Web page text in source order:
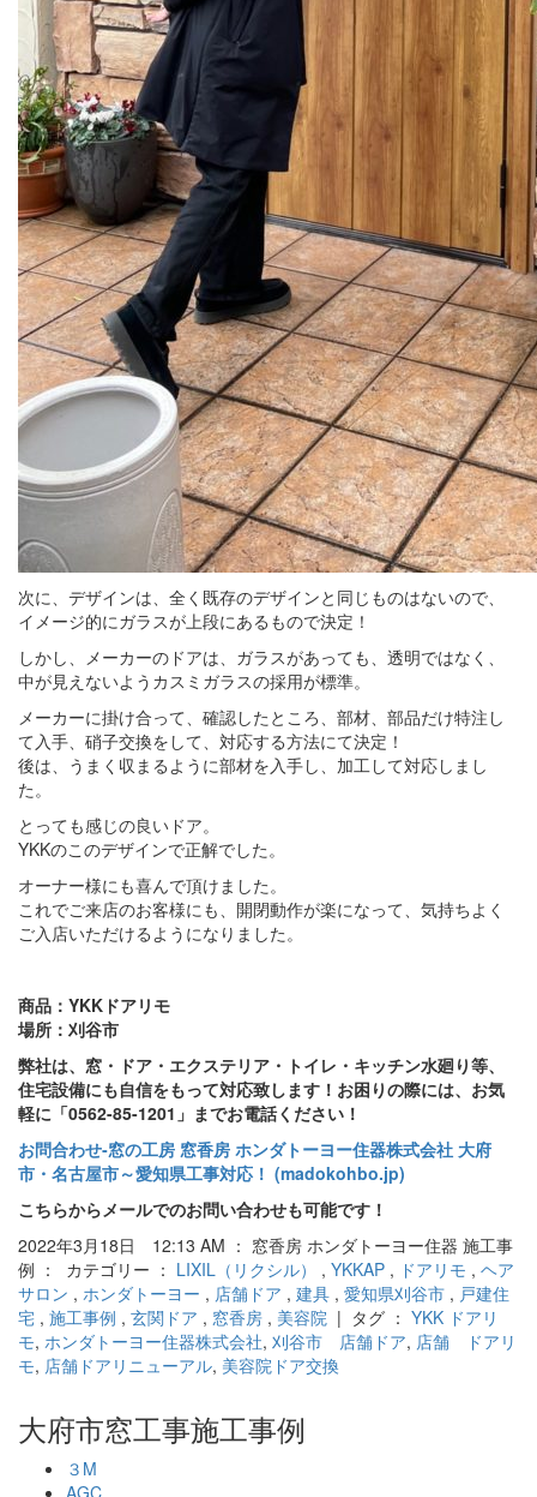
次に、デザインは、全く既存のデザインと同じものはないので、
イメージ的にガラスが上段にあるもので決定！
しかし、メーカーのドアは、ガラスがあっても、透明ではなく、
中が見えないようカスミガラスの採用が標準。
メーカーに掛け合って、確認したところ、部材、部品だけ特注し
て入手、硝子交換をして、対応する方法にて決定！
後は、うまく収まるように部材を入手し、加工して対応しまし
た。
とっても感じの良いドア。
YKKのこのデザインで正解でした。
オーナー様にも喜んで頂けました。
これでご来店のお客様にも、開閉動作が楽になって、気持ちよく
ご入店いただけるようになりました。
商品：YKKドアリモ
場所：刈谷市
弊社は、窓・ドア・エクステリア・トイレ・キッチン水廻り等、
住宅設備にも自信をもって対応致します！お困りの際には、お気
軽に「0562-85-1201」までお電話ください！
お問合わせ‐窓の工房 窓香房 ホンダトーヨー住器株式会社 大府
市・名古屋市～愛知県工事対応！ (madokohbo.jp)
こちらからメールでのお問い合わせも可能です！
2022年3月18日 12:13 AM ： 窓香房 ホンダトーヨー住器 施工事
例 ： カテゴリー ： LIXIL（リクシル） , YKKAP , ドアリモ , ヘア
サロン , ホンダトーヨー , 店舗ドア , 建具 , 愛知県刈谷市 , 戸建住
宅 , 施工事例 , 玄関ドア , 窓香房 , 美容院 | タグ ： YKK ドアリ
モ, ホンダトーヨー住器株式会社, 刈谷市 店舗ドア, 店舗 ドアリ
モ, 店舗ドアリニューアル, 美容院ドア交換
大府市窓工事施工事例
３M
AGC